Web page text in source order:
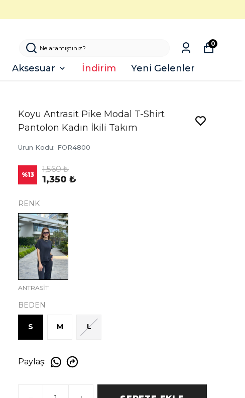
Aksesuar İndirim Yeni Gelenler
0
Koyu Antrasit Pike Modal T-Shirt
Pantolon Kadın İkili Takım
Ürün Kodu: FOR4800
%13
1,560 ₺
1,350 ₺
RENK
ANTRASİT
BEDEN
S M L
Paylaş: